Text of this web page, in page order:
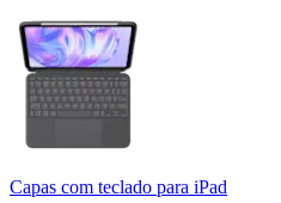
Capas com teclado para iPad